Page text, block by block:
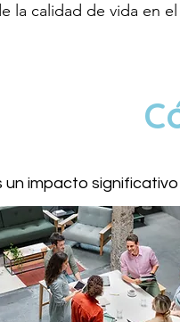
la calidad de vida en
un impacto significativo